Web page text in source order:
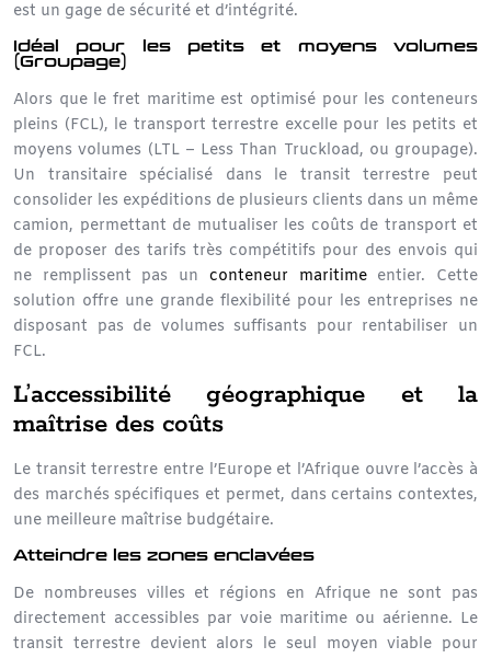
est un gage de sécurité et d’intégrité.
Idéal pour les petits et moyens volumes
(Groupage)
Alors que le fret maritime est optimisé pour les conteneurs
pleins (FCL), le transport terrestre excelle pour les petits et
moyens volumes (LTL – Less Than Truckload, ou groupage).
Un transitaire spécialisé dans le transit terrestre peut
consolider les expéditions de plusieurs clients dans un même
camion, permettant de mutualiser les coûts de transport et
de proposer des tarifs très compétitifs pour des envois qui
ne remplissent pas un conteneur maritimeentier. Cette
solution offre une grande flexibilité pour les entreprises ne
disposant pas de volumes suffisants pour rentabiliser un
FCL.
L’accessibilité géographique et la
maîtrise des coûts
Le transit terrestre entre l’Europe et l’Afrique ouvre l’accès à
des marchés spécifiques et permet, dans certains contextes,
une meilleure maîtrise budgétaire.
Atteindre les zones enclavées
De nombreuses villes et régions en Afrique ne sont pas
directement accessibles par voie maritime ou aérienne. Le
transit terrestre devient alors le seul moyen viable pour